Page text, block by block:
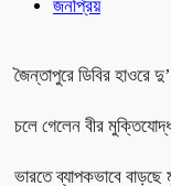
জনপ্রিয়
জৈন্তাপুরে ডিবির হাওরে
চলে গেলেন বীর মুক্তিযোদ্ধা
ভারতে ব্যাপকভাবে